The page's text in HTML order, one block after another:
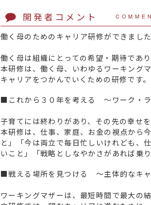
開発者コメント
働く母のためのキャリア研修ができました
働く母は組織にとっての希望・期待であ
本研修は、働く母、いわゆるワーキング
キャリアをつかんでいくための研修です。
■これから３０年を考える ～ワーク・
子育てには終わりがあり、その先の幸せ
本研修は、仕事、家庭、お金の視点から
と」「今は両立で毎日忙しいけれども、
いこと」「戦略としなやかさがあれば乗
■戦える場所を見つける ～主体的なキ
ワーキングマザーは、最短時間で最大の